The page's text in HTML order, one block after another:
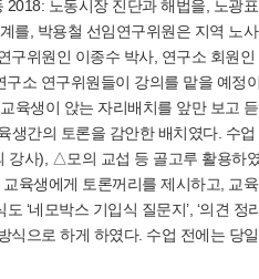
노동시장 진단과 해법을, 노광
를, 박용철 선임연구위원은 지역 노
위원인 이종수 박사, 연구소 회원
소 연구위원들이 강의를 맡을 예정
육생이 앉는 자리배치를 앞만 보고
생간의 토론을 감안한 배치였다. 수
사), △모의 교섭 등 골고루 활용하
육생에게 토론꺼리를 제시하고, 교
‘네모박스 기입식 질문지’, ‘의견 정
식으로 하게 하였다. 수업 전에는 당